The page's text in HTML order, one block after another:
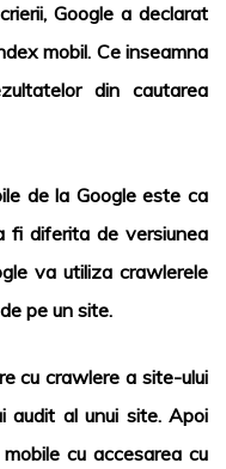
Google a declarat
mobil. Ce inseamna
din cautarea
de la Google este ca
fi diferita de versiunea
va utiliza crawlerele
pe un site.
cu crawlere a site-ului
audit al unui site. Apoi
cu accesarea cu